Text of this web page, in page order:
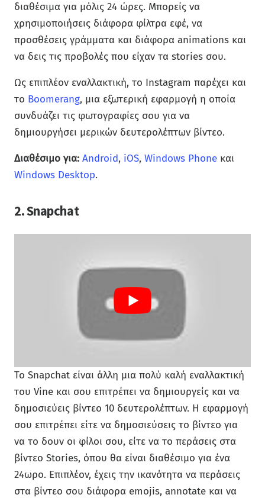
διαθέσιμα για μόλις 24 ώρες. Μπορείς να
χρησιμοποιήσεις διάφορα φίλτρα εφέ, να
προσθέσεις γράμματα και διάφορα animations και
να δεις τις προβολές που είχαν τα stories σου.
Ως επιπλέον εναλλακτική, το Instagram παρέχει και
το Boomerang, μια εξωτερική εφαρμογή η οποία
συνδυάζει τις φωτογραφίες σου για να
δημιουργήσει μερικών δευτερολέπτων βίντεο.
Διαθέσιμο για: Android, iOS, Windows Phone και
Windows Desktop.
2. Snapchat
Το Snapchat είναι άλλη μια πολύ καλή εναλλακτική
του Vine και σου επιτρέπει να δημιουργείς και να
δημοσιεύεις βίντεο 10 δευτερολέπτων. Η εφαρμογή
σου επιτρέπει είτε να δημοσιεύσεις το βίντεο για
να το δουν οι φίλοι σου, είτε να το περάσεις στα
βίντεο Stories, όπου θα είναι διαθέσιμο για ένα
24ωρο. Επιπλέον, έχεις την ικανότητα να περάσεις
στα βίντεο σου διάφορα emojis, annotate και να